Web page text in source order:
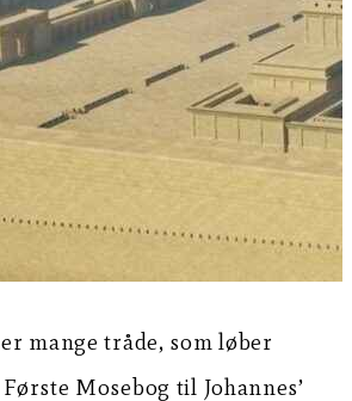
mange tråde, som løber
Mosebog til Johannes’